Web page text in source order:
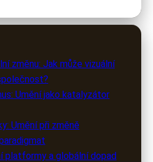
změnu: Jak může vizuální
Umění jako katalyzátor
Umění při změně
platformy a globální dopad